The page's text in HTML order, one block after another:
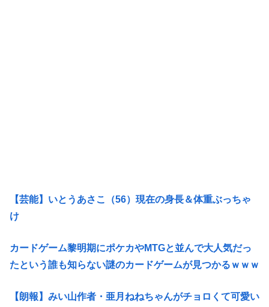
【芸能】いとうあさこ（56）現在の身長＆体重ぶっちゃ
け
カードゲーム黎明期にポケカやMTGと並んで大人気だっ
たという誰も知らない謎のカードゲームが見つかるｗｗｗ
【朗報】みい山作者・亜月ねねちゃんがチョロくて可愛い